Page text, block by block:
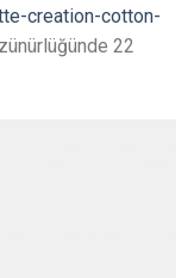
creation-cotton-
22